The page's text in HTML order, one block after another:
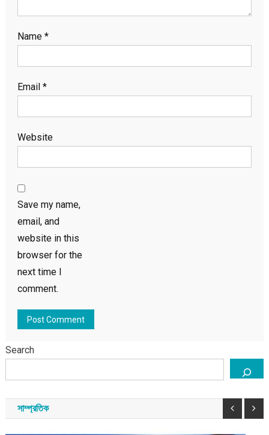
Name *
Email *
Website
Save my name,
email, and
website in this
browser for the
next time I
comment.
Search
সাম্প্রতিক